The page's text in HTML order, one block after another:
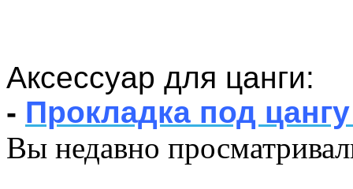
Аксессуар для цанги:
- Прокладка под
Вы недавно